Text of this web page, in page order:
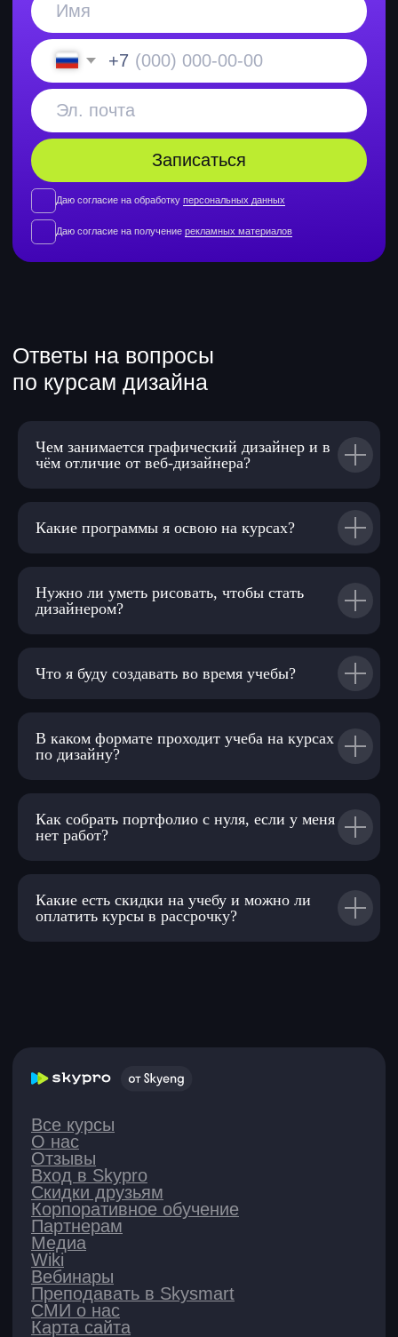
Чем занимается графический дизайнер и в
чём отличие от веб-дизайнера?
Какие программы я освою на курсах?
Нужно ли уметь рисовать, чтобы стать
дизайнером?
Что я буду создавать во время учебы?
В каком формате проходит учеба на курсах
по дизайну?
Как собрать портфолио с нуля, если у меня
нет работ?
Какие есть скидки на учебу и можно ли
оплатить курсы в рассрочку?